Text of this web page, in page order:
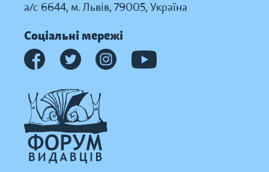
а/с 6644, м. Львів, 79005, Україна
Соціальні мережі